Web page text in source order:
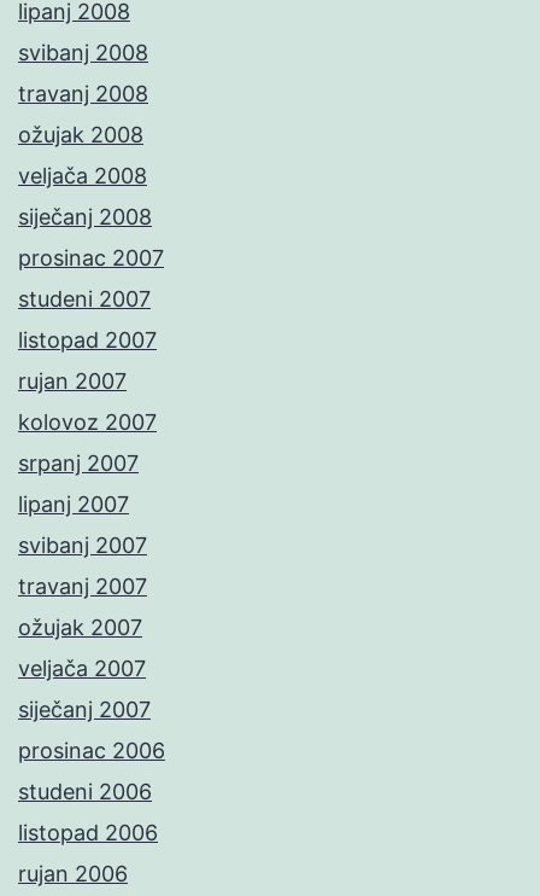
lipanj 2008
svibanj 2008
travanj 2008
ožujak 2008
veljača 2008
siječanj 2008
prosinac 2007
studeni 2007
listopad 2007
rujan 2007
kolovoz 2007
srpanj 2007
lipanj 2007
svibanj 2007
travanj 2007
ožujak 2007
veljača 2007
siječanj 2007
prosinac 2006
studeni 2006
listopad 2006
rujan 2006